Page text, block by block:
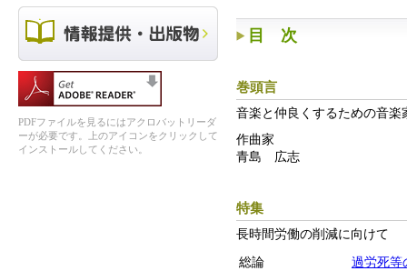
PDFファイルを見るにはアクロバットリーダ
ーが必要です。上のアイコンをクリックして
インストールしてください。
目 次
巻頭言
音楽と仲良くするための音楽
作曲家
青島 広志
特集
長時間労働の削減に向けて
総論
過労死等